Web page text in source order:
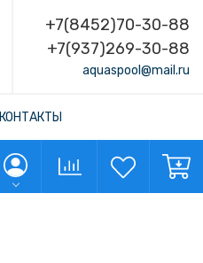
+7(8452)70-30-88
+7(937)269-30-88
aquaspool@mail.ru
КОНТАКТЫ